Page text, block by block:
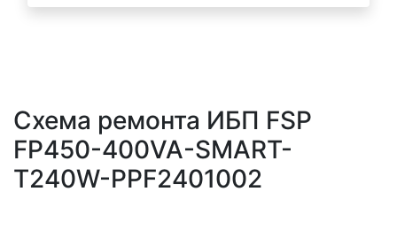
Схема ремонта ИБП FSP
FP450-400VA-SMART-
T240W-PPF2401002